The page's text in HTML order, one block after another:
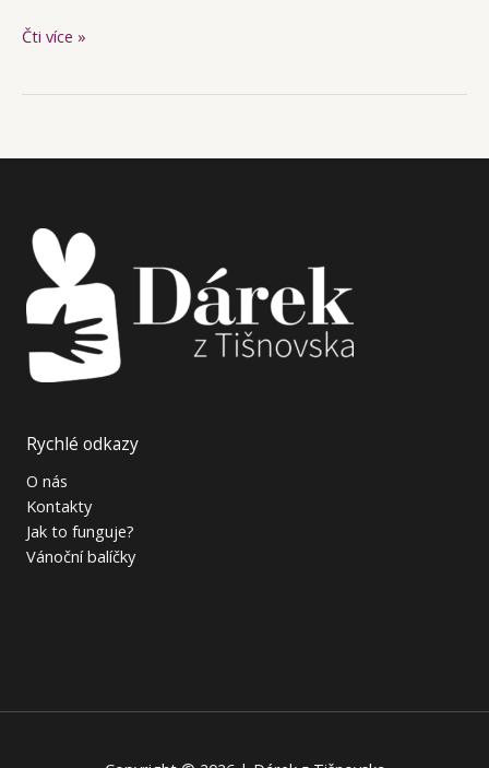
Kuchty.cz
Čti více »
Rychlé odkazy
O nás
Kontakty
Jak to funguje?
Vánoční balíčky